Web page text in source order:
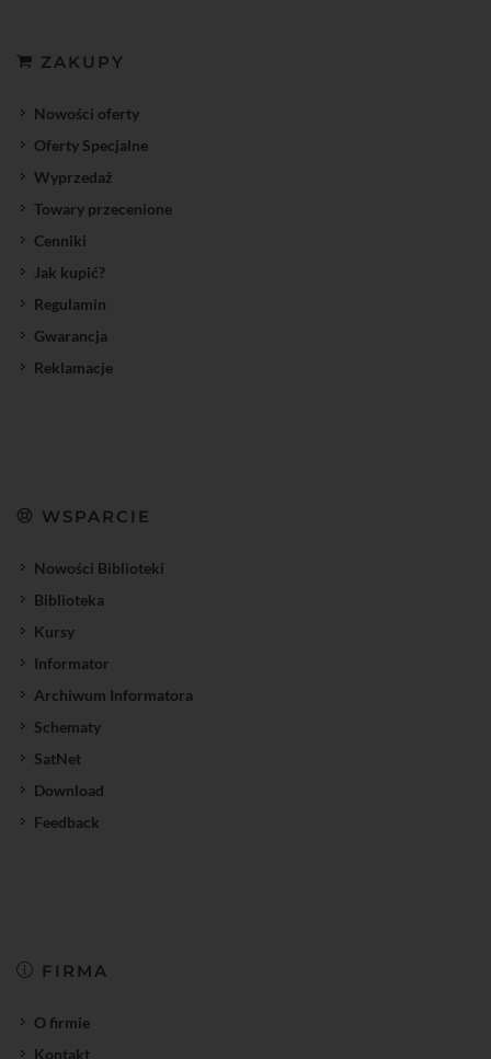
ZAKUPY
Nowości oferty
Oferty Specjalne
Wyprzedaż
Towary przecenione
Cenniki
Jak kupić?
Regulamin
Gwarancja
Reklamacje
WSPARCIE
Nowości Biblioteki
Biblioteka
Kursy
Informator
Archiwum Informatora
Schematy
SatNet
Download
Feedback
FIRMA
O firmie
Kontakt